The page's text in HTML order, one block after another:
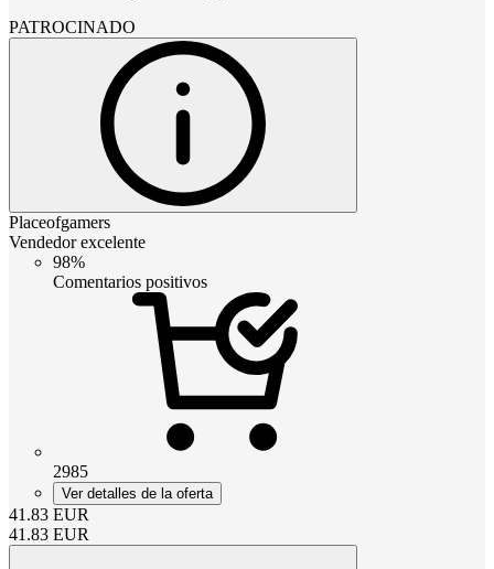
PATROCINADO
Placeofgamers
Vendedor excelente
98%
Comentarios positivos
2985
Ver detalles de la oferta
41.83 EUR
41.83 EUR